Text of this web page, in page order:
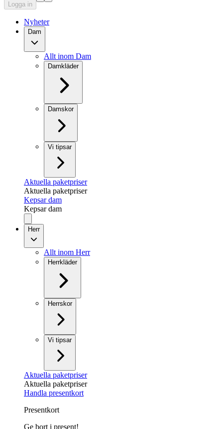
Logga in
Nyheter
Dam
Allt inom Dam
Damkläder
Damskor
Vi tipsar
Aktuella paketpriser
Aktuella paketpriser
Kepsar dam
Kepsar dam
Herr
Allt inom Herr
Herrkläder
Herrskor
Vi tipsar
Aktuella paketpriser
Aktuella paketpriser
Handla presentkort
Presentkort
Ge bort i present!